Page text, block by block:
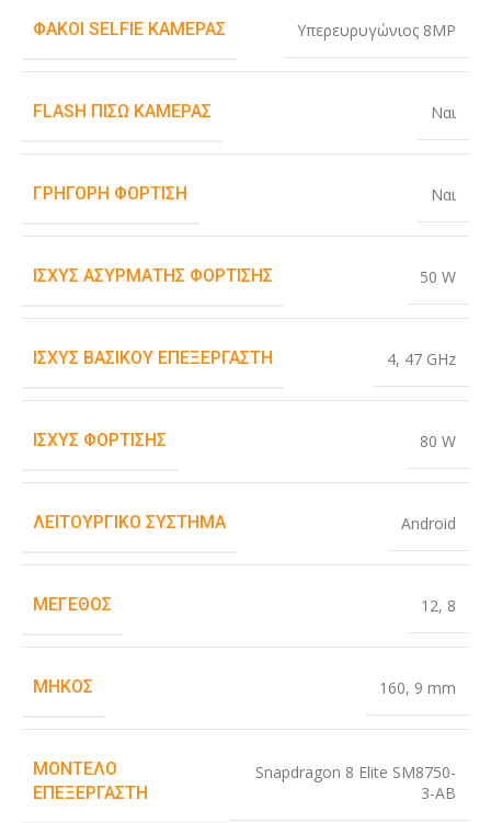
ΦΑΚΟΊ SELFIE ΚΆΜΕΡΑΣ Υπερευρυγώνιος 8MP
FLASH ΠΊΣΩ ΚΆΜΕΡΑΣ Ναι
ΓΡΉΓΟΡΗ ΦΌΡΤΙΣΗ Ναι
ΙΣΧΎΣ ΑΣΎΡΜΑΤΗΣ ΦΌΡΤΙΣΗΣ 50 W
ΙΣΧΎΣ ΒΑΣΙΚΟΎ ΕΠΕΞΕΡΓΑΣΤΉ 4, 47 GHz
ΙΣΧΎΣ ΦΌΡΤΙΣΗΣ 80 W
ΛΕΙΤΟΥΡΓΙΚΌ ΣΎΣΤΗΜΑ Android
ΜΈΓΕΘΟΣ 12, 8
ΜΉΚΟΣ 160, 9 mm
ΜΟΝΤΈΛΟ
ΕΠΕΞΕΡΓΑΣΤΉ
Snapdragon 8 Elite SM8750-
3-AB